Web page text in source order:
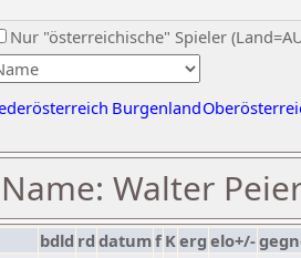
Nur "österreichische" Spieler
Burgenland
Walter
bdld rd datumf Kerg elo+/-